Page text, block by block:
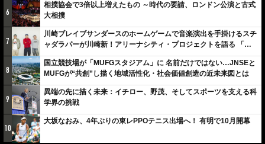
6
相撲協会で3倍以上増えたもの ～時代の要請、ロンドン公演と古式
大相撲
7
川崎ブレイブサンダースのホームゲームで音楽演出を手掛けるスチ
ャダラパーが川崎新！アリーナシティ・プロジェクトを語る 「楽
しみでしかないでしょ。川崎は、ずっと成長曲線だから」
8
国立競技場が「MUFGスタジアム」に 名前だけではない…JNSEと
MUFGが“共創”し描く地域活性化・社会価値創造の近未来図とは
9
異端の先に描く未来：イチロー、野茂、そしてスポーツを支える科
学界の挑戦
10
大坂なおみ、4年ぶりの東レPPOテニス出場へ！ 有明で10月開幕